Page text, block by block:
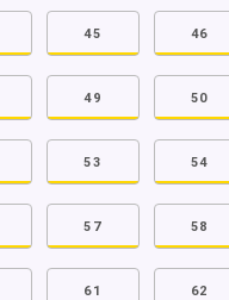
45 46
49 50
53 54
57 58
61 62